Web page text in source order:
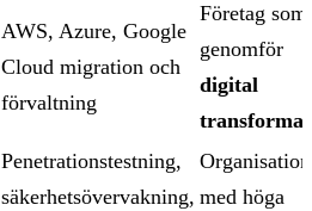
AWS, Azure, Google
Cloud migration och
förvaltning
Företag som
genomför
digital
Penetrationstestning,
säkerhetsövervakning, med höga